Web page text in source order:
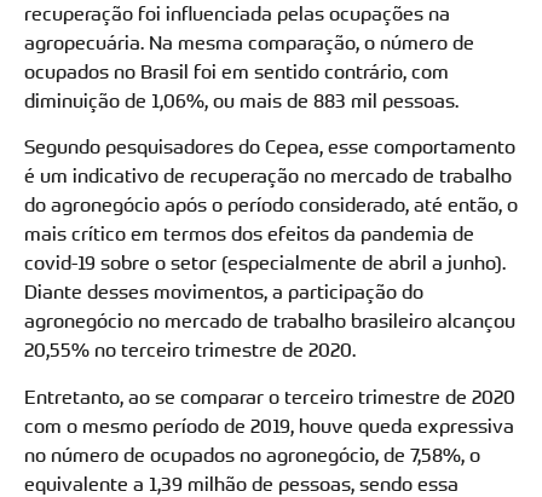
recuperação foi influenciada pelas ocupações na
agropecuária. Na mesma comparação, o número de
ocupados no Brasil foi em sentido contrário, com
diminuição de 1,06%, ou mais de 883 mil pessoas.
Segundo pesquisadores do Cepea, esse comportamento
é um indicativo de recuperação no mercado de trabalho
do agronegócio após o período considerado, até então, o
mais crítico em termos dos efeitos da pandemia de
covid-19 sobre o setor (especialmente de abril a junho).
Diante desses movimentos, a participação do
agronegócio no mercado de trabalho brasileiro alcançou
20,55% no terceiro trimestre de 2020.
Entretanto, ao se comparar o terceiro trimestre de 2020
com o mesmo período de 2019, houve queda expressiva
no número de ocupados no agronegócio, de 7,58%, o
equivalente a 1,39 milhão de pessoas, sendo essa